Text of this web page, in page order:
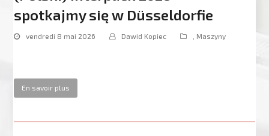
spotkajmy się w Düsseldorfie
vendredi 8 mai 2026 Dawid Kopiec Maszyny
En savoir plus